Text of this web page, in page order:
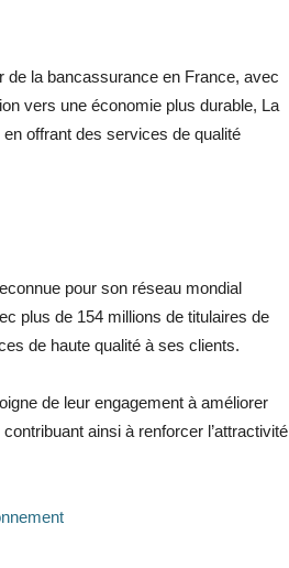
de la bancassurance en France, avec
vers une économie plus durable, La
offrant des services de qualité
pour son réseau mondial
plus de 154 millions de titulaires de
de haute qualité à ses clients.
de leur engagement à améliorer
ainsi à renforcer l’attractivité